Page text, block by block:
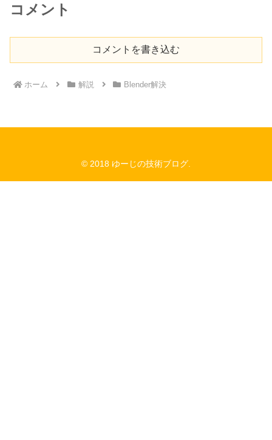
コメント
コメントを書き込む
ホーム 解説 Blender解決
© 2018 ゆーじの技術ブログ.